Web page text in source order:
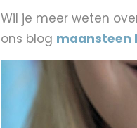
Wil je meer weten
ons blog maansteen